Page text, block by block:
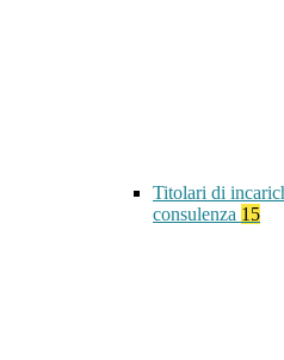
Titolari di
consulenza 15